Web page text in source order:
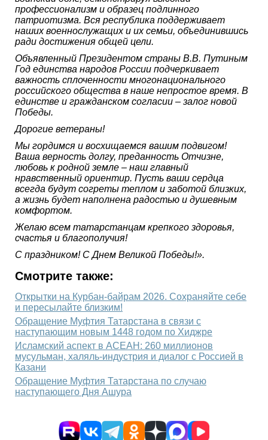
профессионализм и образец подлинного
патриотизма. Вся республика поддерживает
наших военнослужащих и их семьи, объединившись
ради достижения общей цели.
Объявленный Президентом страны В.В. Путиным
Год единства народов России подчеркивает
важность сплоченности многонационального
российского общества в наше непростое время. В
единстве и гражданском согласии – залог новой
Победы.
Дорогие ветераны!
Мы гордимся и восхищаемся вашим подвигом!
Ваша верность долгу, преданность Отчизне,
любовь к родной земле – наш главный
нравственный ориентир. Пусть ваши сердца
всегда будут согреты теплом и заботой близких,
а жизнь будет наполнена радостью и душевным
комфортом.
Желаю всем татарстанцам крепкого здоровья,
счастья и благополучия!
С праздником! С Днем Великой Победы!».
Смотрите также:
Открытки на Курбан-байрам 2026. Сохраняйте себе
и пересылайте близким!
Обращение Муфтия Татарстана в связи с
наступающим новым 1448 годом по Хиджре
Исламский аспект в АСЕАН: 260 миллионов
мусульман, халяль-индустрия и диалог с Россией в
Казани
Обращение Муфтия Татарстана по случаю
наступающего Дня Ашура